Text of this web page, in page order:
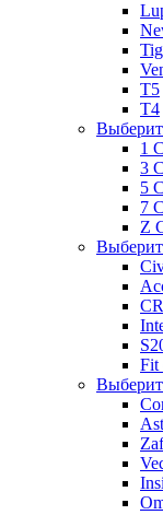
T5
T4
1
3
5
7
Z
Fit